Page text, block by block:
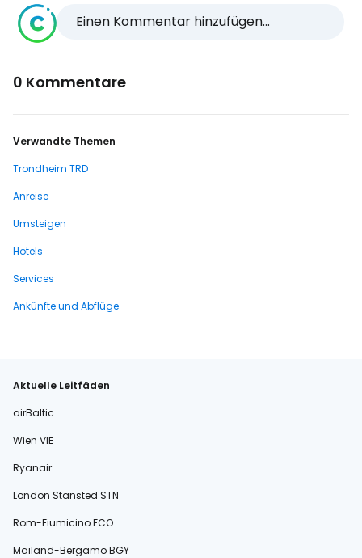
Einen Kommentar hinzufügen...
0 Kommentare
Verwandte Themen
Trondheim TRD
Anreise
Umsteigen
Hotels
Services
Ankünfte und Abflüge
Aktuelle Leitfäden
airBaltic
Wien VIE
Ryanair
London Stansted STN
Rom-Fiumicino FCO
Mailand-Bergamo BGY